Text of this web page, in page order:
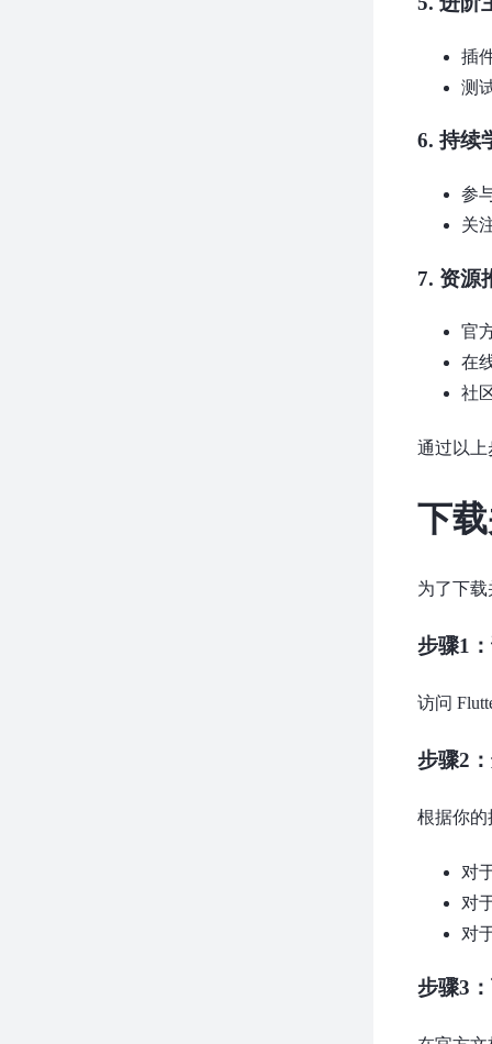
插
测
6. 持续
参
关
7. 资源
官
在
社
通过以上
下
为了下
步骤1
访问
步骤2
根据你的
对
对
对
步骤3